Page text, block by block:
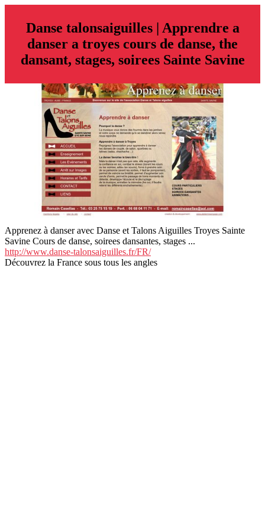
Danse talon­sai­guil­les | Apprendre a
danser a troyes cours de danse, the
dansant, stages, soirees Sainte Savine
Apprenez à danser avec Danse et Talons Aiguilles Troyes Sainte
Savine Cours de danse, soirees dansantes, stages ...
http://www.danse-talonsaiguilles.fr/FR/
Découvrez la France sous tous les angles